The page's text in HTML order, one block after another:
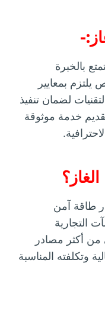
بالخبرة
بمعايير
لضمان تنفيذ
خدمة موثوقة
طاقة آمن
التجارية
من أكثر مصادر
وتكلفته المناسبة